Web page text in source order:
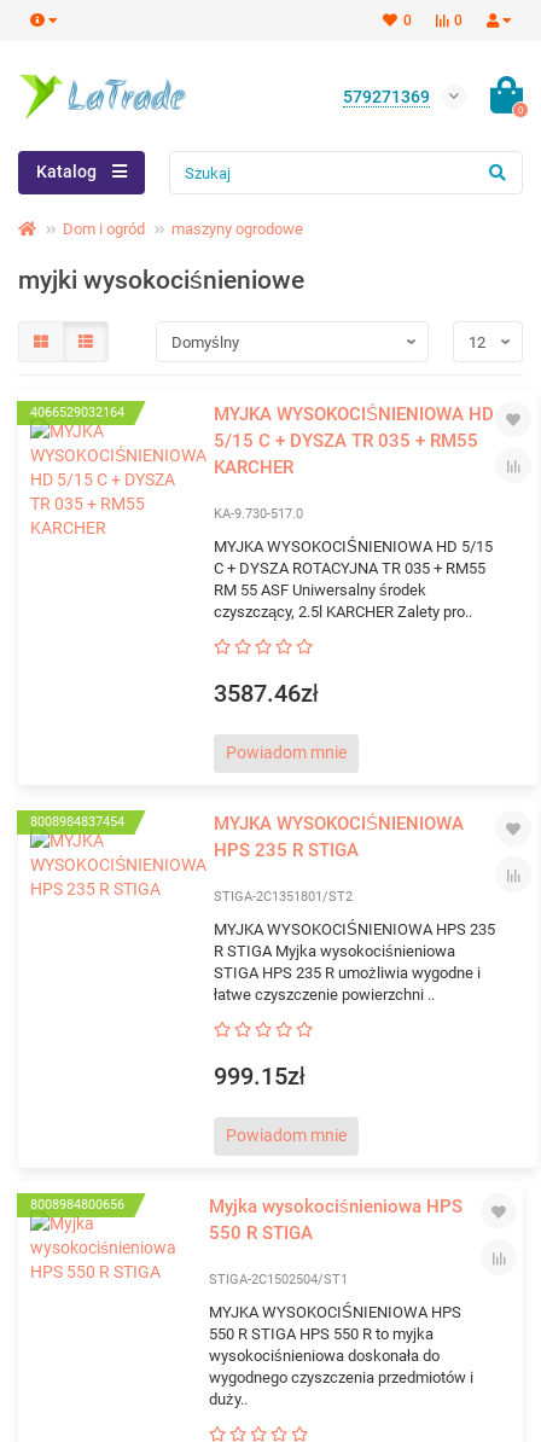
0
0
579271369
0
Katalog
Dom i ogród maszyny ogrodowe
myjki wysokociśnieniowe
4066529032164
MYJKA WYSOKOCIŚNIENIOWA HD
5/15 C + DYSZA TR 035 + RM55
KARCHER
KA-9.730-517.0
MYJKA WYSOKOCIŚNIENIOWA HD 5/15
C + DYSZA ROTACYJNA TR 035 + RM55
RM 55 ASF Uniwersalny środek
czyszczący, 2.5l KARCHER Zalety pro..
3587.46zł
Powiadom mnie
8008984837454
MYJKA WYSOKOCIŚNIENIOWA
HPS 235 R STIGA
STIGA-2C1351801/ST2
MYJKA WYSOKOCIŚNIENIOWA HPS 235
R STIGA Myjka wysokociśnieniowa
STIGA HPS 235 R umożliwia wygodne i
łatwe czyszczenie powierzchni ..
999.15zł
Powiadom mnie
8008984800656
Myjka wysokociśnieniowa HPS
550 R STIGA
STIGA-2C1502504/ST1
MYJKA WYSOKOCIŚNIENIOWA HPS
550 R STIGA HPS 550 R to myjka
wysokociśnieniowa doskonała do
wygodnego czyszczenia przedmiotów i
duży..